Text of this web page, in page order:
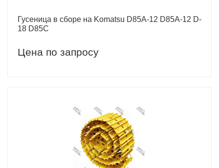
Гусеница в сборе на Komatsu D85A-12 D85A-12 D-
18 D85C
Цена по запросу